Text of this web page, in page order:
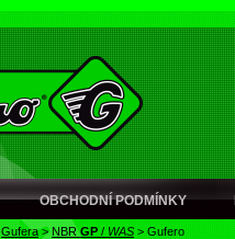
OBCHODNÍ PODMÍNKY
Gufera> NBRGP / WAS > Gufero